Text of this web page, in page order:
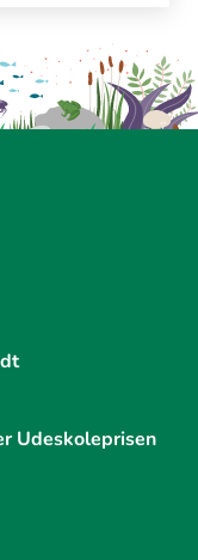
Udeskoleprisen